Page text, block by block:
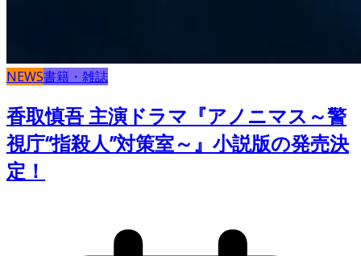
NEWS書籍・雑誌
香取慎吾 主演ドラマ『アノニマス～警
視庁“指殺人”対策室～』小説版の発売決
定！